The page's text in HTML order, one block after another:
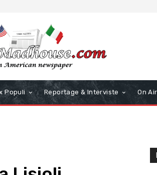
Populi Reportage & Interviste On Air